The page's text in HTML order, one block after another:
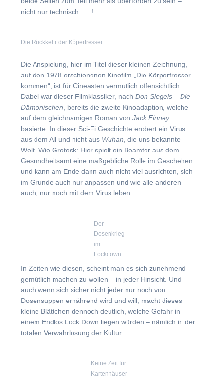
nicht nur technisch …. !
Die Rückkehr der Köperfresser
Die Anspielung, hier im Titel dieser kleinen Zeichnung,
auf den 1978 erschienenen Kinofilm „Die Körperfresser
kommen“, ist für Cineasten vermutlich offensichtlich.
Dabei war dieser Filmklassiker, nach Don Siegels – Die
Dämonischen , bereits die zweite Kinoadaption, welche
auf dem gleichnamigen Roman von Jack Finney
basierte. In dieser Sci-Fi Geschichte erobert ein Virus
aus dem All und nicht aus Wuhan , die uns bekannte
Welt. Wie Grotesk: Hier spielt ein Beamter aus dem
Gesundheitsamt eine maßgebliche Rolle im Geschehen
und kann am Ende dann auch nicht viel ausrichten, sich
im Grunde auch nur anpassen und wie alle anderen
auch, nur noch mit dem Virus leben.
Der
Dosenkrieg
im
Lockdown
In Zeiten wie diesen, scheint man es sich zunehmend
gemütlich machen zu wollen – in jeder Hinsicht. Und
auch wenn sich sicher nicht jeder nur noch von
Dosensuppen ernährend wird und will, macht dieses
kleine Blättchen dennoch deutlich, welche Gefahr in
einem Endlos Lock Down liegen würden – nämlich in der
totalen Verwahrlosung der Kultur.
Keine Zeit für
Kartenhäuser